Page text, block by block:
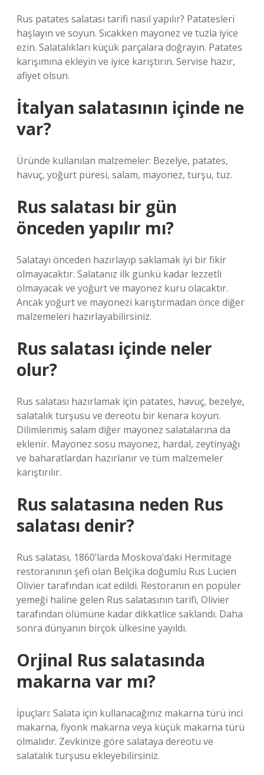
Rus patates salatası tarifi nasıl yapılır? Patatesleri
haşlayın ve soyun. Sıcakken mayonez ve tuzla iyice
ezin. Salatalıkları küçük parçalara doğrayın. Patates
karışımına ekleyin ve iyice karıştırın. Servise hazır,
afiyet olsun.
İtalyan salatasının içinde ne
var?
Üründe kullanılan malzemeler: Bezelye, patates,
havuç, yoğurt püresi, salam, mayonez, turşu, tuz.
Rus salatası bir gün
önceden yapılır mı?
Salatayı önceden hazırlayıp saklamak iyi bir fikir
olmayacaktır. Salatanız ilk günkü kadar lezzetli
olmayacak ve yoğurt ve mayonez kuru olacaktır.
Ancak yoğurt ve mayonezi karıştırmadan önce diğer
malzemeleri hazırlayabilirsiniz.
Rus salatası içinde neler
olur?
Rus salatası hazırlamak için patates, havuç, bezelye,
salatalık turşusu ve dereotu bir kenara koyun.
Dilimlenmiş salam diğer mayonez salatalarına da
eklenir. Mayonez sosu mayonez, hardal, zeytinyağı
ve baharatlardan hazırlanır ve tüm malzemeler
karıştırılır.
Rus salatasına neden Rus
salatası denir?
Rus salatası, 1860’larda Moskova’daki Hermitage
restoranının şefi olan Belçika doğumlu Rus Lucien
Olivier tarafından icat edildi. Restoranın en popüler
yemeği haline gelen Rus salatasının tarifi, Olivier
tarafından ölümüne kadar dikkatlice saklandı. Daha
sonra dünyanın birçok ülkesine yayıldı.
Orjinal Rus salatasında
makarna var mı?
İpuçları: Salata için kullanacağınız makarna türü inci
makarna, fiyonk makarna veya küçük makarna türü
olmalıdır. Zevkinize göre salataya dereotu ve
salatalık turşusu ekleyebilirsiniz.